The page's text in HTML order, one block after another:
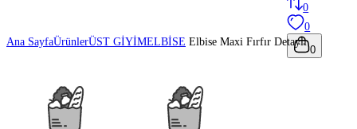
0
0
0
Ana SayfaÜrünlerÜST GİYİMELBİSE Elbise Maxi Fırfır Detaylı